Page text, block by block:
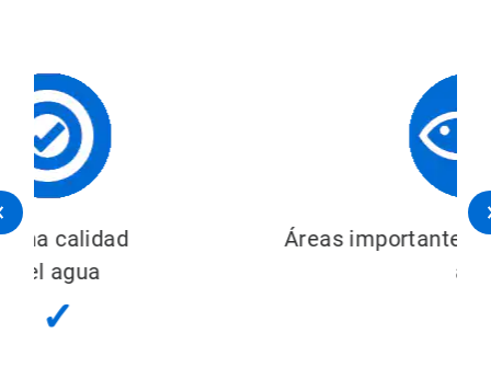
Áreas importantes relacionadas con el